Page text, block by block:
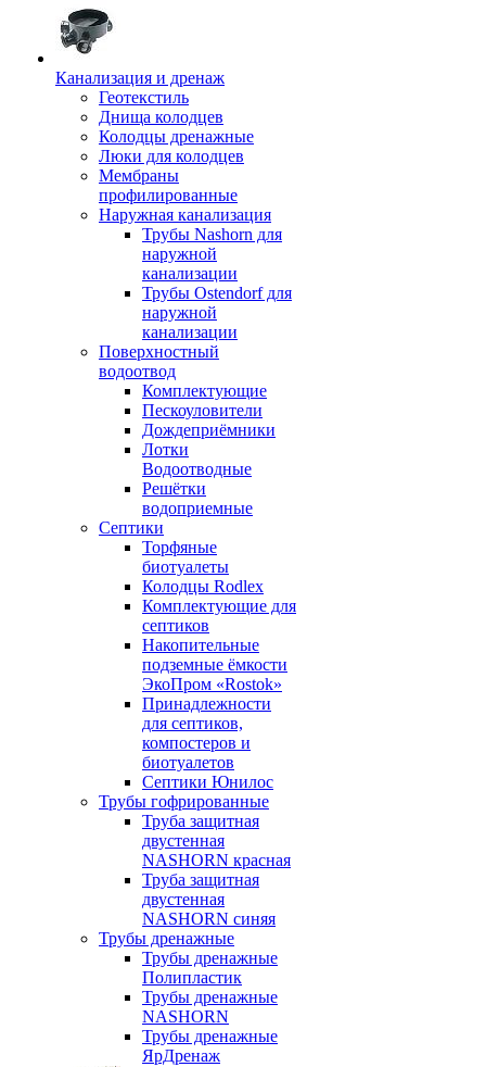
Канализация и дренаж
Геотекстиль
Днища колодцев
Колодцы дренажные
Люки для колодцев
Мембраны
профилированные
Наружная канализация
Трубы Nashorn для
наружной
канализации
Трубы Ostendorf для
наружной
канализации
Поверхностный
водоотвод
Комплектующие
Пескоуловители
Дождеприёмники
Лотки
Водоотводные
Решётки
водоприемные
Септики
Торфяные
биотуалеты
Колодцы Rodlex
Комплектующие для
септиков
Накопительные
подземные ёмкости
ЭкоПром «Rostok»
Принадлежности
для септиков,
компостеров и
биотуалетов
Септики Юнилос
Трубы гофрированные
Труба защитная
двустенная
NASHORN красная
Труба защитная
двустенная
NASHORN синяя
Трубы дренажные
Трубы дренажные
Полипластик
Трубы дренажные
NASHORN
Трубы дренажные
ЯрДренаж